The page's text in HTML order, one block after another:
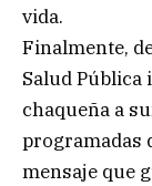
vida.
Finalmente,
Salud
chaqueña a
programadas
mensaje que